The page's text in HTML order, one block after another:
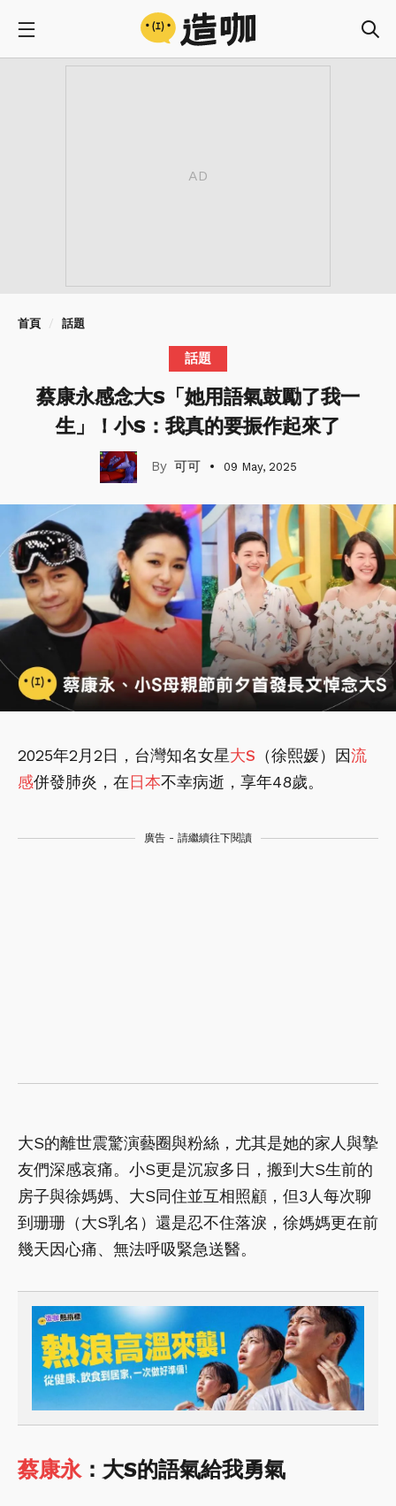
首頁 話題
話題
蔡康永感念大S「她用語氣鼓勵了我一
生」！小S：我真的要振作起來了
可可 09 May, 2025
2025年2月2日，台灣知名女星大S （徐熙媛）因流
感併發肺炎，在日本不幸病逝，享年48歲。
廣告 - 請繼續往下閱讀
大S的離世震驚演藝圈與粉絲，尤其是她的家人與摯
友們深感哀痛。小S更是沉寂多日，搬到大S生前的
房子與徐媽媽、大S同住並互相照顧，但3人每次聊
到珊珊（大S乳名）還是忍不住落淚，徐媽媽更在前
幾天因心痛、無法呼吸緊急送醫。
蔡康永：大S的語氣給我勇氣